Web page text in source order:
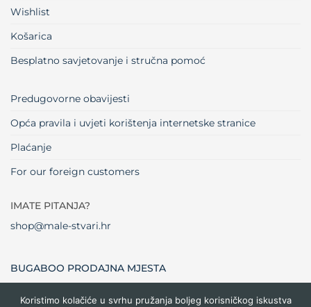
Wishlist
Košarica
Besplatno savjetovanje i stručna pomoć
Predugovorne obavijesti
Opća pravila i uvjeti korištenja internetske stranice
Plaćanje
For our foreign customers
IMATE PITANJA?
shop@male-stvari.hr
BUGABOO PRODAJNA MJESTA
Koristimo kolačiće u svrhu pružanja boljeg korisničkog iskustva